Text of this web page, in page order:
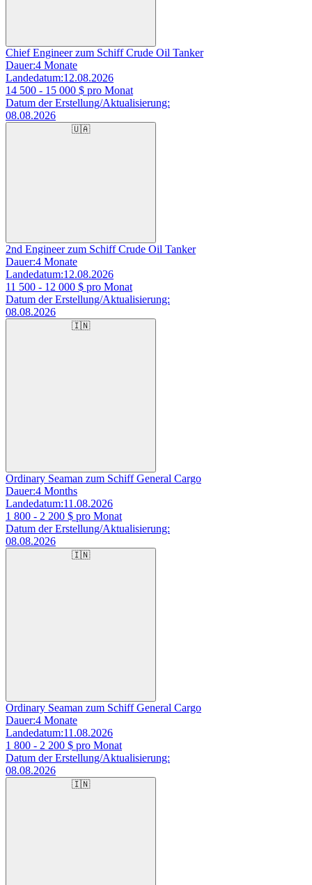
Chief Engineer zum Schiff Crude Oil Tanker
Dauer:4 Monate
Landedatum:12.08.2026
14 500 - 15 000 $ pro Monat
Datum der Erstellung/Aktualisierung:
08.08.2026
🇺🇦
2nd Engineer zum Schiff Crude Oil Tanker
Dauer:4 Monate
Landedatum:12.08.2026
11 500 - 12 000 $ pro Monat
Datum der Erstellung/Aktualisierung:
08.08.2026
🇮🇳
Ordinary Seaman zum Schiff General Cargo
Dauer:4 Months
Landedatum:11.08.2026
1 800 - 2 200 $ pro Monat
Datum der Erstellung/Aktualisierung:
08.08.2026
🇮🇳
Ordinary Seaman zum Schiff General Cargo
Dauer:4 Monate
Landedatum:11.08.2026
1 800 - 2 200 $ pro Monat
Datum der Erstellung/Aktualisierung:
08.08.2026
🇮🇳